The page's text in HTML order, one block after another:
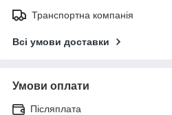
Транспортна компанія
Всі умови доставки
Умови оплати
Післяплата